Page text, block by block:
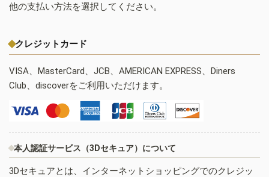
他の支払い方法を選択してください。
クレジットカード
VISA、MasterCard、JCB、AMERICAN EXPRESS、Diners
Club、discoverをご利用いただけます。
本人認証サービス（3Dセキュア）について
3Dセキュアとは、インターネットショッピングでのクレジッ